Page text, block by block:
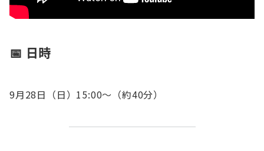
📅 日時
9月28日（日）15:00〜（約40分）